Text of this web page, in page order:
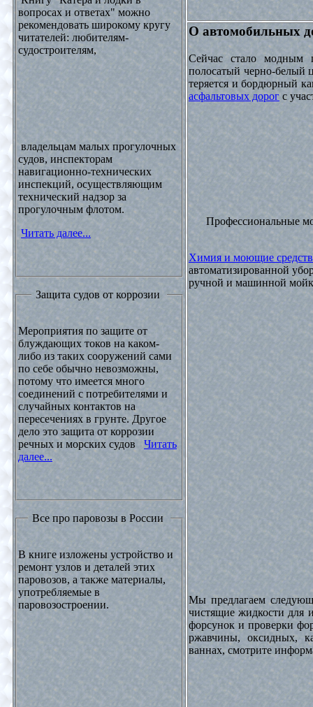
вопросах и ответах" можно
рекомендовать широкому кругу
читателей: любителям-
судостроителям,
владельцам малых прогулочных
судов, инспекторам
навигационно-технических
инспекций, осуществляющим
технический надзор за
прогулочным флотом.
Читать далее...
Защита судов от коррозии
Мероприятия по защите от
блуждающих токов на каком-
либо из таких сооружений сами
по себе обычно невозможны,
потому что имеется много
соединений с потребителями и
случайных контактов на
пересечениях в грунте. Другое
дело это защита от коррозии
речных и морских судов Читать
далее...
Все про паровозы в России
В книге изложены устройство и
ремонт узлов и деталей этих
паровозов, а также материалы,
употребляемые в
паровозостроении.
О автомобильных
Сейчас стало модным
полосатый черно-белый
теряется и бордюрный
асфальтовых дорог с
Профессиональные
Химия и моющие
автоматизированной
ручной и машинной
Мы предлагаем
чистящие жидкости для
форсунок и проверки
ржавчины, оксидных,
ваннах, смотрите